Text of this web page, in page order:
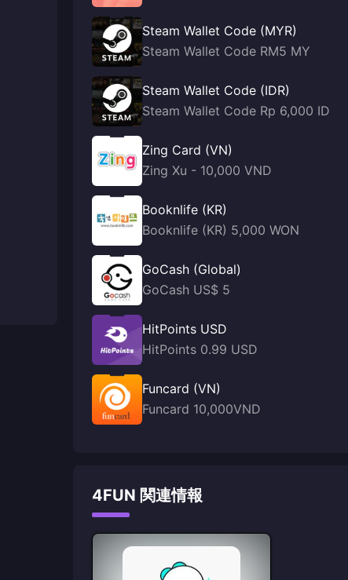
Steam Wallet Code (MYR)
Steam Wallet Code RM5 MY
Steam Wallet Code (IDR)
Steam Wallet Code Rp 6,000 ID
Zing Card (VN)
Zing Xu - 10,000 VND
Booknlife (KR)
Booknlife (KR) 5,000 WON
GoCash (Global)
GoCash US$ 5
HitPoints USD
HitPoints 0.99 USD
Funcard (VN)
Funcard 10,000VND
4FUN 関連情報